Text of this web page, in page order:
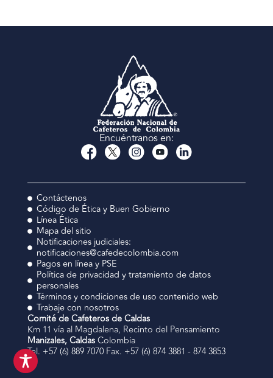
Encuéntranos en:
Contáctenos
Código de Ética y Buen Gobierno
Línea Ética
Mapa del sitio
Notificaciones judiciales:
notificaciones@cafedecolombia.com
Pagos en línea y PSE
Política de privacidad y tratamiento de datos
personales
Términos y condiciones de uso contenido web
Trabaje con nosotros
Comité de Cafeteros de Caldas
Km 11 vía al Magdalena, Recinto del Pensamiento
Manizales, CaldasColombia
Tel. +57 (6) 889 7070 Fax. +57 (6) 874 3881 - 874 3853